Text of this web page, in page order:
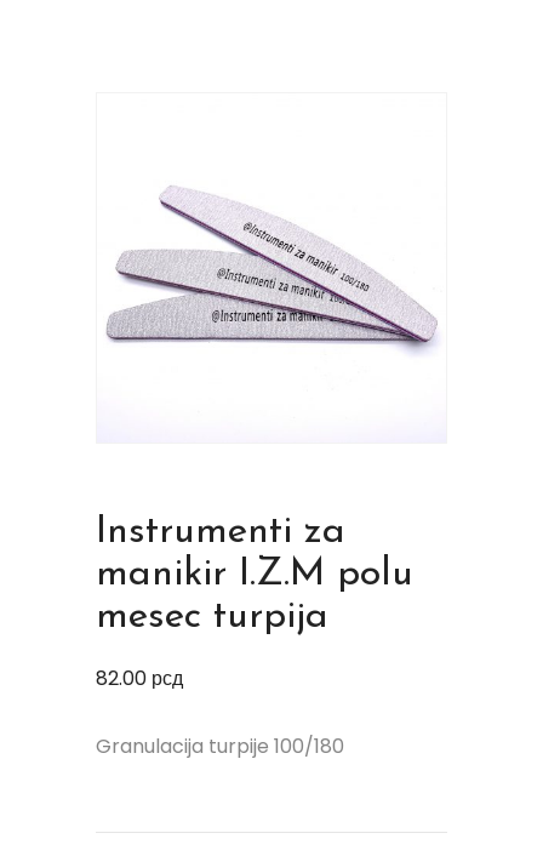
Instrumenti za
manikir I.Z.M polu
mesec turpija
82.00 рсд
Granulacija turpije 100/180